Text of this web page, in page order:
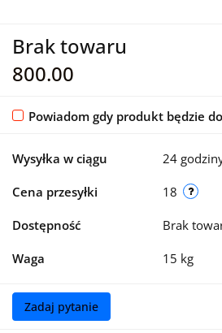
Brak towaru
800.00
Powiadom gdy produkt będzie
Wysyłka w ciągu 24
Cena przesyłki 18
Dostępność Brak
Waga 15 kg
Zadaj pytanie